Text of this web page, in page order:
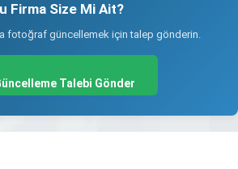
Firma Size Mi Ait?
fotoğraf güncellemek için talep gönderin.
Talebi Gönder